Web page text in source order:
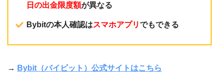
日の出金限度額が異なる
Bybitの本人確認はスマホアプリでもできる
→ Bybit（バイビット）公式サイトはこちら